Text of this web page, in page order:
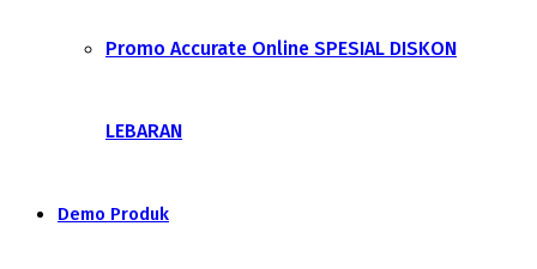
Promo Accurate Online SPESIAL DISKON
LEBARAN
Demo Produk